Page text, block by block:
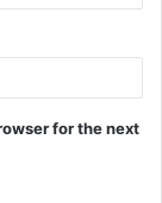
for the next